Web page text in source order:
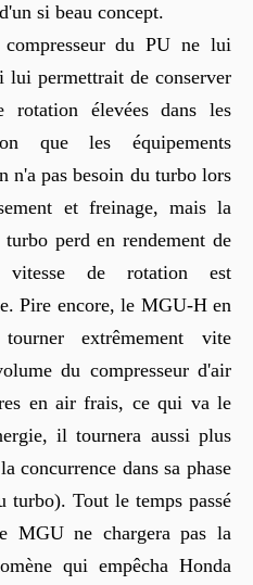
si beau concept.
du PU ne lui
permettrait de conserver
rotation élevées dans les
que les équipements
n'a pas besoin du turbo lors
et freinage, mais la
perd en rendement de
de rotation est
Pire encore, le MGU-Hen
extrêmement vite
du compresseur d'air
en air frais, ce qui va le
il tournera aussi plus
concurrence dans sa phase
turbo). Tout le temps passé
MGUne chargera pas la
qui empêcha Honda